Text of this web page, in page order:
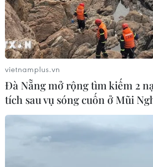
vietnamplus.vn
Đà Nẵng mở rộng tìm kiếm 2
tích sau vụ sóng cuốn ở Mũi